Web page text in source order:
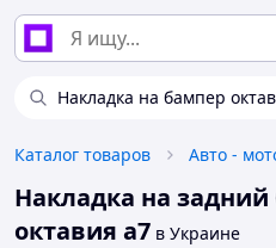
Накладка на бампер
Каталог товаров Авто -
Накладка на
октавия а7 в Украине